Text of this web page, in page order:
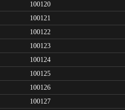
100120
100121
100122
100123
100124
100125
100126
100127